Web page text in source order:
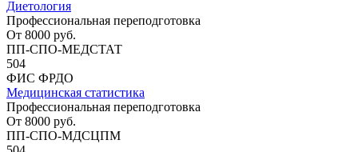
Диетология
Профессиональная переподготовка
От 8000 руб.
ПП-СПО-МЕДСТАТ
504
ФИС ФРДО
Медицинская статистика
Профессиональная переподготовка
От 8000 руб.
ПП-СПО-МДСЦПМ